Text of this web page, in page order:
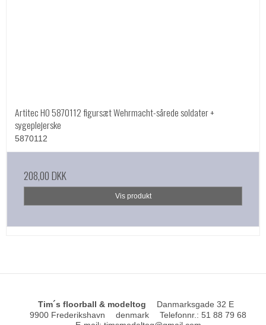
Artitec HO 5870112 figursæt Wehrmacht-sårede soldater +
sygeplejerske
5870112
208,00 DKK
Vis produkt
Tim´s floorball & modeltog
Danmarksgade 32 E
9900 Frederikshavn
denmark Telefonnr. : 51 88 79 68